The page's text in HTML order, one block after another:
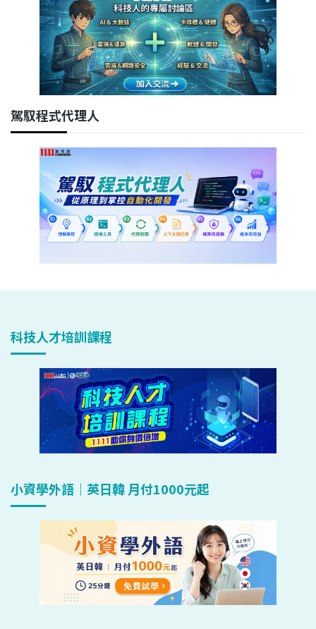
駕馭程式代理人
科技人才培訓課程
小資學外語｜英日韓 月付1000元起